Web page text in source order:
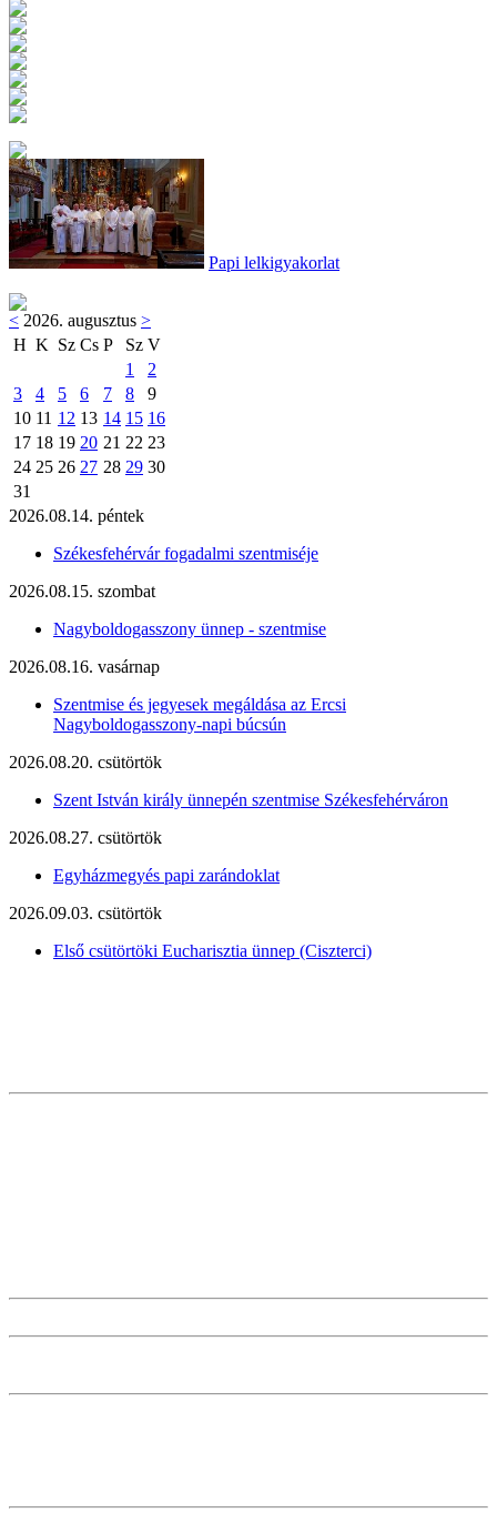
Papi lelkigyakorlat
< 2026. augusztus >
H K Sz Cs P Sz V
1
2
3
4 5 6 7 8
9
10 11 12 13 14 15 16
17 18 19 20 21 22 23
24 25 26 27 28 29 30
31
2026.08.14. péntek
Székesfehérvár fogadalmi szentmiséje
2026.08.15. szombat
Nagyboldogasszony ünnep - szentmise
2026.08.16. vasárnap
Szentmise és jegyesek megáldása az Ercsi
Nagyboldogasszony-napi búcsún
2026.08.20. csütörtök
Szent István király ünnepén szentmise Székesfehérváron
2026.08.27. csütörtök
Egyházmegyés papi zarándoklat
2026.09.03. csütörtök
Első csütörtöki Eucharisztia ünnep (Ciszterci)